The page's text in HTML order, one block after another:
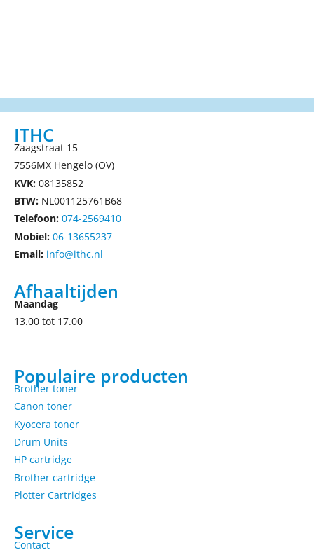
ITHC
Zaagstraat 15
7556MX Hengelo (OV)
KVK: 08135852
BTW: NL001125761B68
Telefoon: 074-2569410
Mobiel: 06-13655237
Email: info@ithc.nl
Afhaaltijden
Maandag
13.00 tot 17.00
Populaire producten
Brother toner
Canon toner
Kyocera toner
Drum Units
HP cartridge
Brother cartridge
Plotter Cartridges
Service
Contact